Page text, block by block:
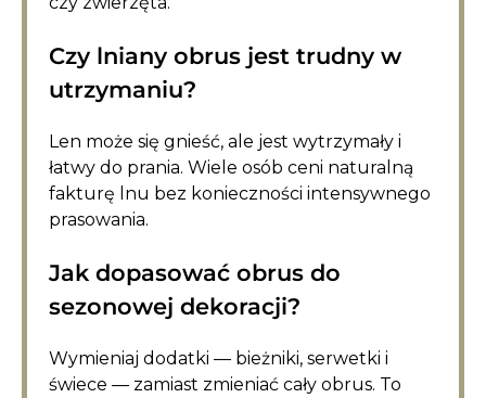
Czy lniany obrus jest trudny w
utrzymaniu?
Len może się gnieść, ale jest wytrzymały i
łatwy do prania. Wiele osób ceni naturalną
fakturę lnu bez konieczności intensywnego
prasowania.
Jak dopasować obrus do
sezonowej dekoracji?
Wymieniaj dodatki — bieżniki, serwetki i
świece — zamiast zmieniać cały obrus. To